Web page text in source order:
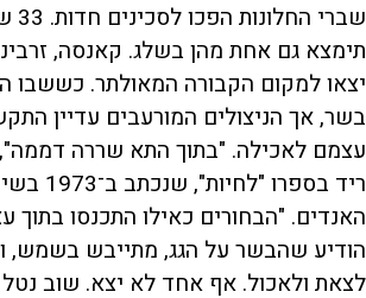
תימצא גם אחת מהן בשלג. קאנסה,
יצאו למקום הקבורה המאולתר. כששבו
בשר, אך הניצולים המורעבים עדיין
עצמם לאכילה. "בתוך התא שררה
ריד בספרו
האנדים. "הבחורים כאילו התכנסו
הודיע שהבשר על הגג, מתייבש בשמש,
לצאת ולאכול. אף אחד לא יצא. שוב